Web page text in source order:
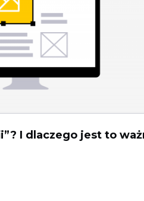
I dlaczego jest to